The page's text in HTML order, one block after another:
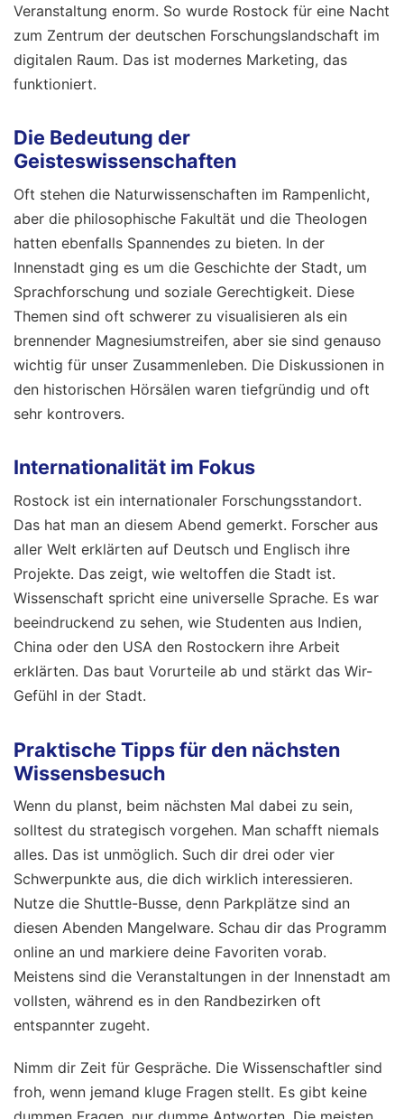
Veranstaltung enorm. So wurde Rostock für eine Nacht
zum Zentrum der deutschen Forschungslandschaft im
digitalen Raum. Das ist modernes Marketing, das
funktioniert.
Die Bedeutung der
Geisteswissenschaften
Oft stehen die Naturwissenschaften im Rampenlicht,
aber die philosophische Fakultät und die Theologen
hatten ebenfalls Spannendes zu bieten. In der
Innenstadt ging es um die Geschichte der Stadt, um
Sprachforschung und soziale Gerechtigkeit. Diese
Themen sind oft schwerer zu visualisieren als ein
brennender Magnesiumstreifen, aber sie sind genauso
wichtig für unser Zusammenleben. Die Diskussionen in
den historischen Hörsälen waren tiefgründig und oft
sehr kontrovers.
Internationalität im Fokus
Rostock ist ein internationaler Forschungsstandort.
Das hat man an diesem Abend gemerkt. Forscher aus
aller Welt erklärten auf Deutsch und Englisch ihre
Projekte. Das zeigt, wie weltoffen die Stadt ist.
Wissenschaft spricht eine universelle Sprache. Es war
beeindruckend zu sehen, wie Studenten aus Indien,
China oder den USA den Rostockern ihre Arbeit
erklärten. Das baut Vorurteile ab und stärkt das Wir-
Gefühl in der Stadt.
Praktische Tipps für den nächsten
Wissensbesuch
Wenn du planst, beim nächsten Mal dabei zu sein,
solltest du strategisch vorgehen. Man schafft niemals
alles. Das ist unmöglich. Such dir drei oder vier
Schwerpunkte aus, die dich wirklich interessieren.
Nutze die Shuttle-Busse, denn Parkplätze sind an
diesen Abenden Mangelware. Schau dir das Programm
online an und markiere deine Favoriten vorab.
Meistens sind die Veranstaltungen in der Innenstadt am
vollsten, während es in den Randbezirken oft
entspannter zugeht.
Nimm dir Zeit für Gespräche. Die Wissenschaftler sind
froh, wenn jemand kluge Fragen stellt. Es gibt keine